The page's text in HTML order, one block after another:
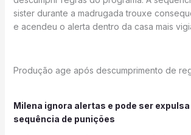
sister durante a madrugada trouxe
e acendeu o alerta dentro da casa mais
Produção age após descumprimento de
Milena ignora alertas e pode ser expulsa
sequência de punições